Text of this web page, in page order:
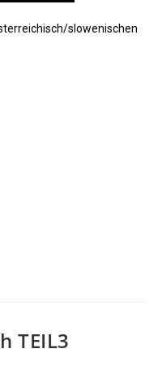
slowenischen
TEIL3